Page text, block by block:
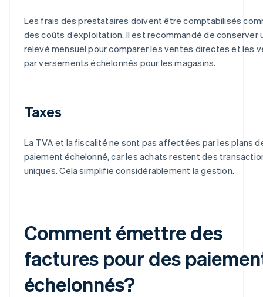
Les frais des prestataires doivent être comptabilisés
des coûts d’exploitation. Il est recommandé de conserver
relevé mensuel pour comparer les ventes directes et les
par versements échelonnés pour les magasins.
Taxes
La TVA et la fiscalité ne sont pas affectées par les plans
paiement échelonné, car les achats restent des
uniques. Cela simplifie considérablement la gestion.
Comment émettre des
factures pour des
échelonnés?